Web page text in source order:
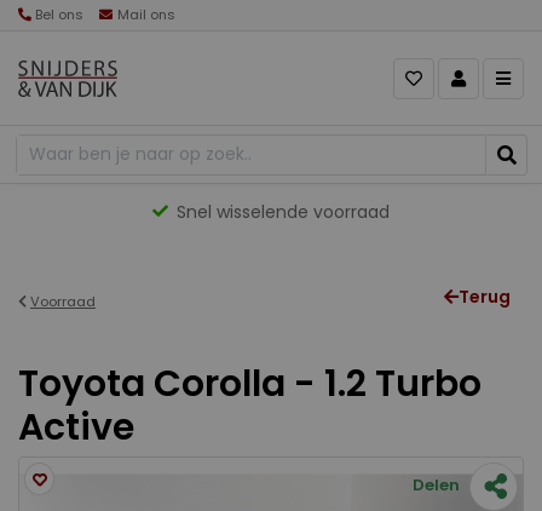
Bel ons Mail ons
Snel wisselende voorraad
Voorraad Terug
Toyota Corolla - 1.2 Turbo
Active
Delen